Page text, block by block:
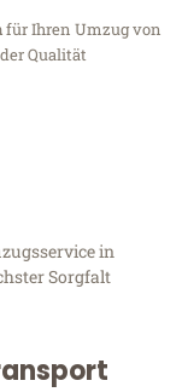
für Ihren Umzug von
Qualität
in
Sorgfalt